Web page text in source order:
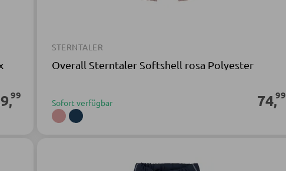
,99
STERNTALER
Overall Sterntaler Softshell rosa Polyester
Sofort verfügbar 74,99